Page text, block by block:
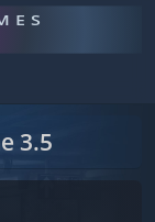
3.5